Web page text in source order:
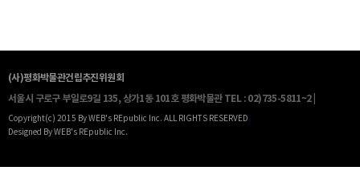
(사)평화박물관건립추진위원회
서울시 구로구 부일로9길 135, 상가1동 101호 평화박물관 TEL : 02)735-5811~2 |
Copyright(c) 2015 By WEB's REpublic Inc. ALL RIGHTS RESERVED.
Designed By WEB's REpublic Inc.